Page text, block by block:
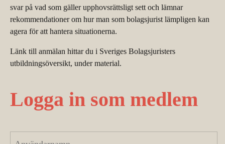
svar på vad som gäller upphovsrättsligt sett och lämnar
rekommendationer om hur man som bolagsjurist lämpligen kan
agera för att hantera situationerna.
Länk till anmälan hittar du i Sveriges Bolagsjuristers
utbildningsöversikt, under material.
Logga in som medlem